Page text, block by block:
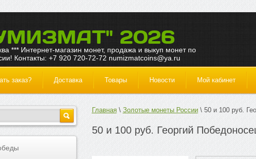
2026
*** Интернет-магазин монет, продажа и выкуп монет по
Контакты: +7 920 720-72-72 numizmatcoins@ya.ru
заказ? Доставка Товары Новости Мой кабинет
Главная Золотые монеты России 50 и 100 руб.
50 и 100 руб. Георгий